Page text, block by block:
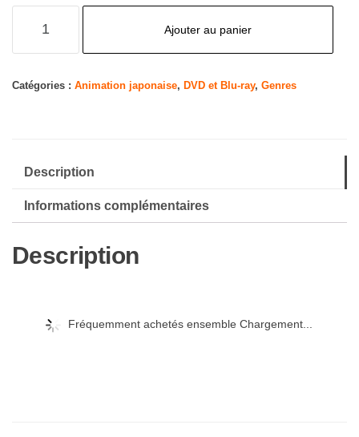
Hero
Vol.3-
Ajouter au panier
Catégories : Animation japonaise, DVD et Blu-ray, Genres
Description
Informations complémentaires
Description
Fréquemment achetés ensemble Chargement...